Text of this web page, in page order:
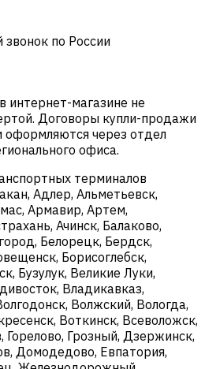
звонок по России
интернет-магазине не
Договоры купли-продажи
оформляются через отдел
офиса.
терминалов
Адлер, Альметьевск,
Армавир, Артем,
Ачинск, Балаково,
Белорецк, Бердск,
Борисоглебск,
Бузулук, Великие Луки,
Владикавказ,
Волжский, Вологда,
Воткинск, Всеволожск,
Горелово, Грозный, Дзержинск,
Домодедово, Евпатория,